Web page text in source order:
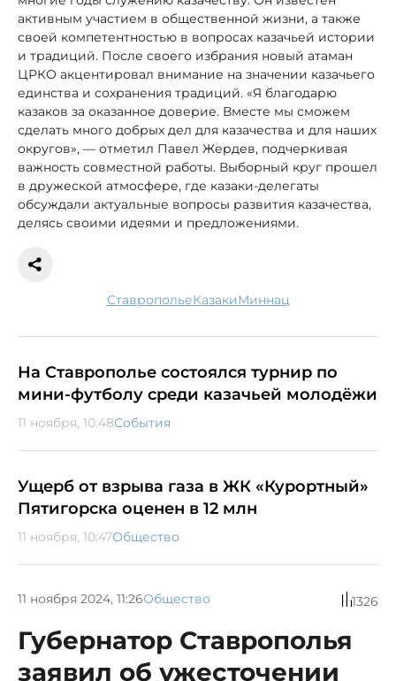
активным участием в общественной жизни, а также
своей компетентностью в вопросах казачьей истории
и традиций. После своего избрания новый атаман
ЦРКО акцентировал внимание на значении казачьего
единства и сохранения традиций. «Я благодарю
казаков за оказанное доверие. Вместе мы сможем
сделать много добрых дел для казачества и для наших
округов», — отметил Павел Жердев, подчеркивая
важность совместной работы. Выборный круг прошел
в дружеской атмосфере, где казаки-делегаты
обсуждали актуальные вопросы развития казачества,
делясь своими идеями и предложениями.
Ставрополье казаки миннац
На Ставрополье состоялся турнир по
мини-футболу среди казачьей молодёжи
11 ноября, 10:48События
Ущерб от взрыва газа в ЖК «Курортный»
Пятигорска оценен в 12 млн
11 ноября, 10:47Общество
11 ноября 2024, 11:26Общество 1326
Губернатор Ставрополья
заявил об ужесточении